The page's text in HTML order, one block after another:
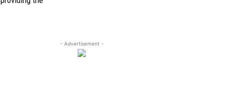
- Advertisement -